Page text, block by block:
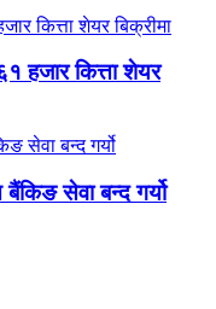
हजार कित्ता शेयर
सेवा बन्द गर्यो